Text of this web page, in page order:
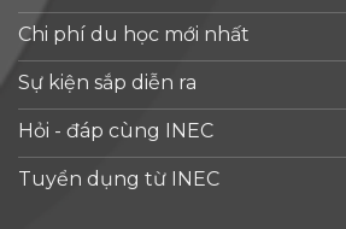
Chi phí du học mới nhất
Sự kiện sắp diễn ra
Hỏi - đáp cùng INEC
Tuyển dụng từ INEC